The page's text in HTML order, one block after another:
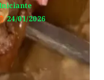
24/01/2026